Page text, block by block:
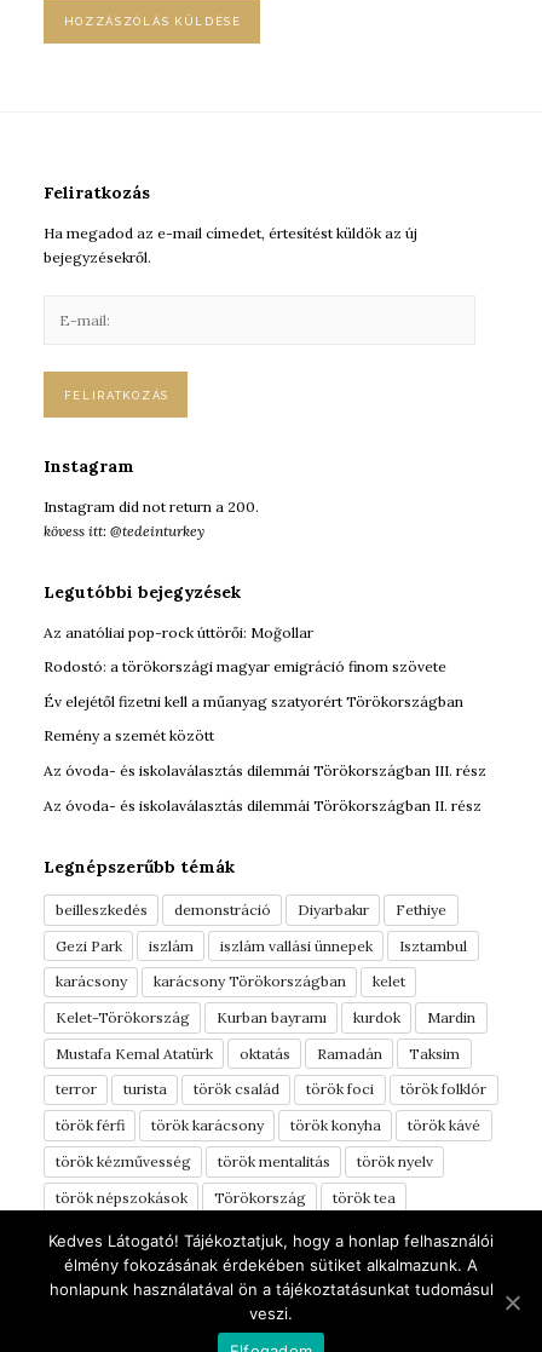
Feliratkozás
Ha megadod az e-mail címedet, értesítést küldök az új
bejegyzésekről.
Instagram
Instagram did not return a 200.
kövess itt: @tedeinturkey
Legutóbbi bejegyzések
Az anatóliai pop-rock úttörői: Moğollar
Rodostó: a törökországi magyar emigráció finom szövete
Év elejétől fizetni kell a műanyag szatyorért Törökországban
Remény a szemét között
Az óvoda- és iskolaválasztás dilemmái Törökországban III. rész
Az óvoda- és iskolaválasztás dilemmái Törökországban II. rész
Legnépszerűbb témák
beilleszkedés demonstráció Diyarbakır
Fethiye
Gezi Park
iszlám iszlám vallási ünnepek
Isztambul
karácsony
karácsony Törökországban
kelet
Kelet-Törökország
Kurban bayramı kurdok
Mardin
Mustafa Kemal Atatürk
oktatás Ramadán
Taksim
terror
turista török család török foci
török folklór
török férfi
török karácsony török konyha
török kávé
török kézművesség
török mentalitás
török nyelv
török népszokások
Törökország
török tea
török vérmérséklet
török ételek tüntetés
Türkinfo
yörük
Áldozati ünnep élelmiszerek
óvoda
úti beszámoló
Şanlıurfa
Kedves Látogató! Tájékoztatjuk, hogy a honlap felhasználói
élmény fokozásának érdekében sütiket alkalmazunk. A
honlapunk használatával ön a tájékoztatásunkat tudomásul
veszi.